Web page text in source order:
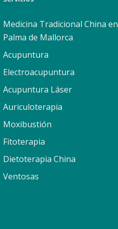
Medicina Tradicional China en
Palma de Mallorca
Acupuntura
Electroacupuntura
Acupuntura Láser
Auriculoterapia
Moxibustión
Fitoterapia
Dietoterapia China
Ventosas